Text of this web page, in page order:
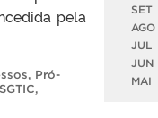
pela
, Pró-
SGTIC,
SET
AGO
JUL
JUN
MAI